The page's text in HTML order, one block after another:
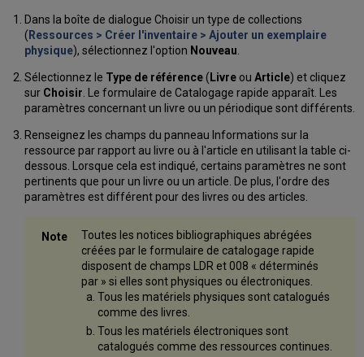
Dans la boîte de dialogue Choisir un type de collections
( Ressources > Créer l'inventaire > Ajouter un exemplaire
physique), sélectionnez l'option Nouveau.
Sélectionnez le Type de référence( Livreou Article) et cliquez
sur Choisir. Le formulaire de Catalogage rapide apparaît. Les
paramètres concernant un livre ou un périodique sont différents.
Renseignez les champs du panneau Informations sur la
ressource par rapport au livre ou à l'article en utilisant la table ci-
dessous. Lorsque cela est indiqué, certains paramètres ne sont
pertinents que pour un livre ou un article. De plus, l'ordre des
paramètres est différent pour des livres ou des articles.
Toutes les notices bibliographiques abrégées
créées par le formulaire de catalogage rapide
disposent de champs LDR et 008 « déterminés
par » si elles sont physiques ou électroniques.
Tous les matériels physiques sont catalogués
comme des livres.
Tous les matériels électroniques sont
catalogués comme des ressources continues.